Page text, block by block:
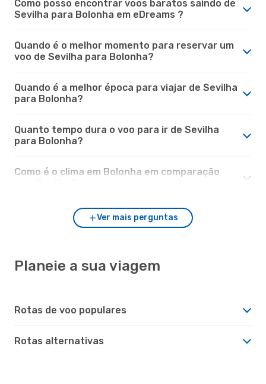
Como posso encontrar voos baratos saindo de
Sevilha para Bolonha em eDreams ?
Quando é o melhor momento para reservar um
voo de Sevilha para Bolonha?
Quando é a melhor época para viajar de Sevilha
para Bolonha?
Quanto tempo dura o voo para ir de Sevilha
para Bolonha?
Como é o clima em Bolonha em comparação
Ver mais perguntas
Planeie a sua viagem
Rotas de voo populares
Rotas alternativas